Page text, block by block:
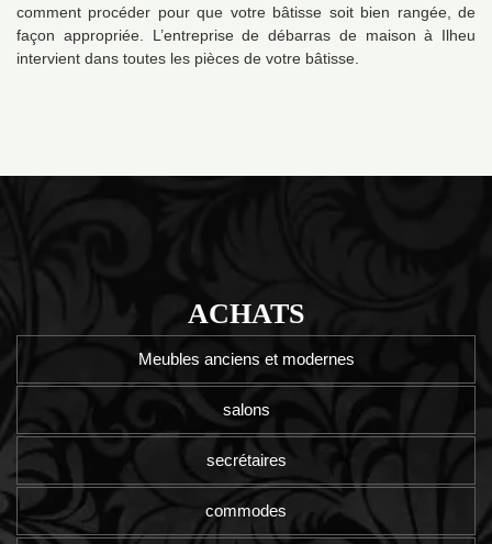
comment procéder pour que votre bâtisse soit bien rangée, de
façon appropriée. L’entreprise de débarras de maison à Ilheu
intervient dans toutes les pièces de votre bâtisse.
ACHATS
Meubles anciens et modernes
salons
secrétaires
commodes